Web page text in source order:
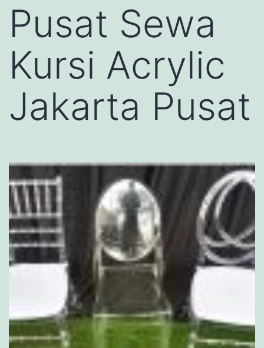
Pusat Sewa
Kursi Acrylic
Jakarta Pusat